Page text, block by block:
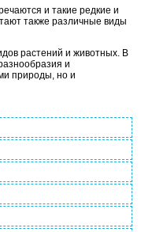
и такие редкие и
также различные виды
растений и животных. В
и
природы, но и